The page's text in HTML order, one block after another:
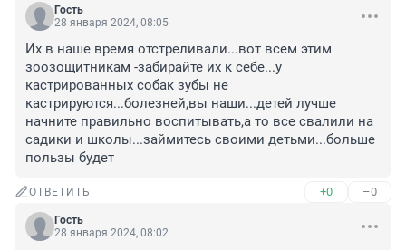
Гость
28 января 2024, 08:05
Их в наше время отстреливали...вот всем этим
зоозощитникам -забирайте их к себе...у
кастрированных собак зубы не
кастрируются...болезней,вы наши...детей лучше
начните правильно воспитывать,а то все свалили на
садики и школы...займитесь своими детьми...больше
пользы будет
ОТВЕТИТЬ +0 –0
Гость
28 января 2024, 08:02